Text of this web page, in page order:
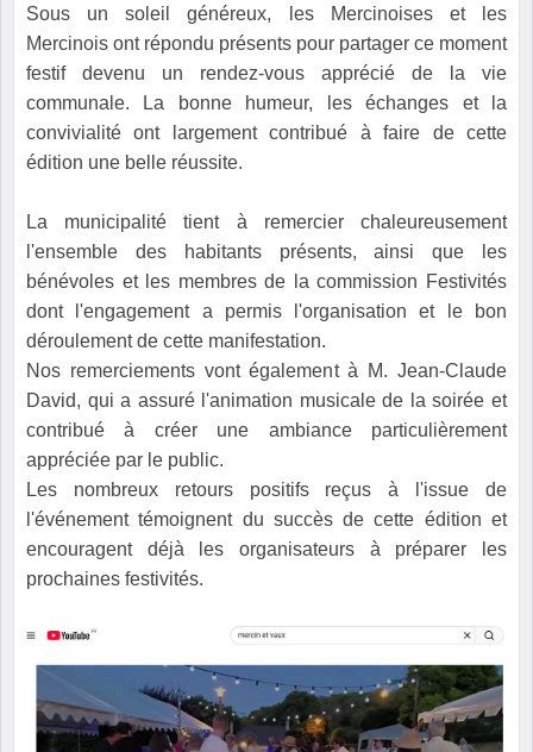
Sous un soleil généreux, les Mercinoises et les
Mercinois ont répondu présents pour partager ce moment
festif devenu un rendez-vous apprécié de la vie
communale. La bonne humeur, les échanges et la
convivialité ont largement contribué à faire de cette
édition une belle réussite.
La municipalité tient à remercier chaleureusement
l'ensemble des habitants présents, ainsi que les
bénévoles et les membres de la commission Festivités
dont l'engagement a permis l'organisation et le bon
déroulement de cette manifestation.
Nos remerciements vont également à M. Jean-Claude
David, qui a assuré l'animation musicale de la soirée et
contribué à créer une ambiance particulièrement
appréciée par le public.
Les nombreux retours positifs reçus à l'issue de
l'événement témoignent du succès de cette édition et
encouragent déjà les organisateurs à préparer les
prochaines festivités.